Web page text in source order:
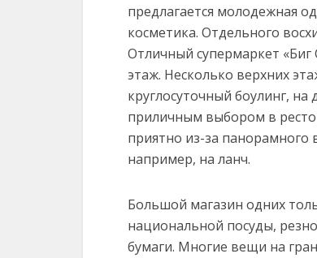
предлагается молодежная
косметика. Отдельного
Отличный супермаркет «Биг
этаж. Несколько верхних
круглосуточный боулинг,
приличным выбором в
приятно из-за панорамного
например, на ланч.
Большой магазин одних
национальной посуды,
бумаги. Многие вещи на